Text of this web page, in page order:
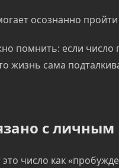
осознанно
помнить: если число
жизнь сама
с
число как